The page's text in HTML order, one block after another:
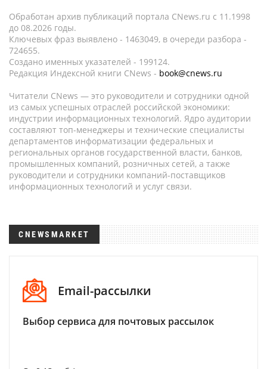
Обработан архив публикаций портала CNews.ru c 11.1998
до 08.2026 годы.
Ключевых фраз выявлено - 1463049, в очереди разбора -
724655.
Создано именных указателей - 199124.
Редакция Индексной книги CNews - book@cnews.ru
Читатели CNews — это руководители и сотрудники одной
из самых успешных отраслей российской экономики:
индустрии информационных технологий. Ядро аудитории
составляют топ-менеджеры и технические специалисты
департаментов информатизации федеральных и
региональных органов государственной власти, банков,
промышленных компаний, розничных сетей, а также
руководители и сотрудники компаний-поставщиков
информационных технологий и услуг связи.
CNEWSMARKET
Email-рассылки
Выбор сервиса для почтовых рассылок